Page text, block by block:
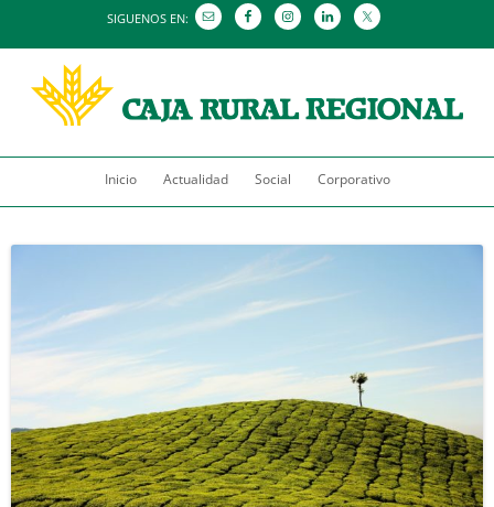
SIGUENOS EN:
Saltar
al
Inicio Actualidad Social Corporativo